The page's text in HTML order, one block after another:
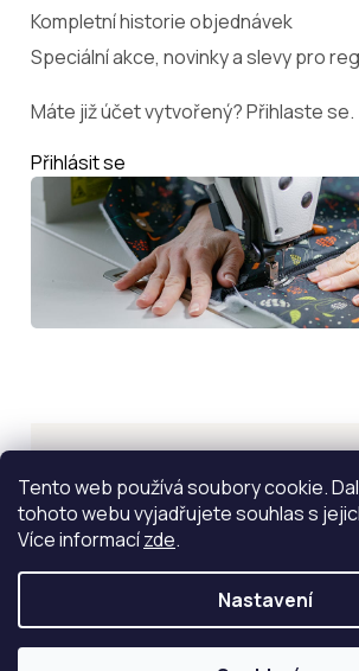
Tento web používá soubory cookie.
tohoto webu vyjadřujete souhlas s
Více informacízde.
Nastavení
Kompletní historie objednávek
Speciální akce, novinky a slevy pro
Máte již účet vytvořený? Přihlaste se.
Přihlásit se
Inspirace
ZOBRAZIT VÍCE